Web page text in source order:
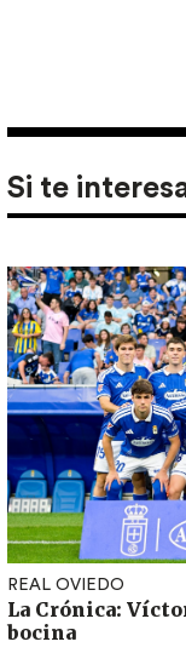
Si te
REAL OVIEDO
La Crónica:
bocina